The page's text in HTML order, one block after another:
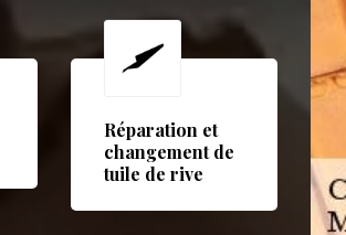
Réparation et
changement de
tuile de rive